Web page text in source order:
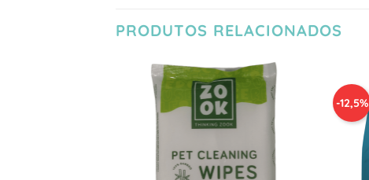
PRODUTOS RELACIONADOS
Adicionar
de
Desejos
-12,5%